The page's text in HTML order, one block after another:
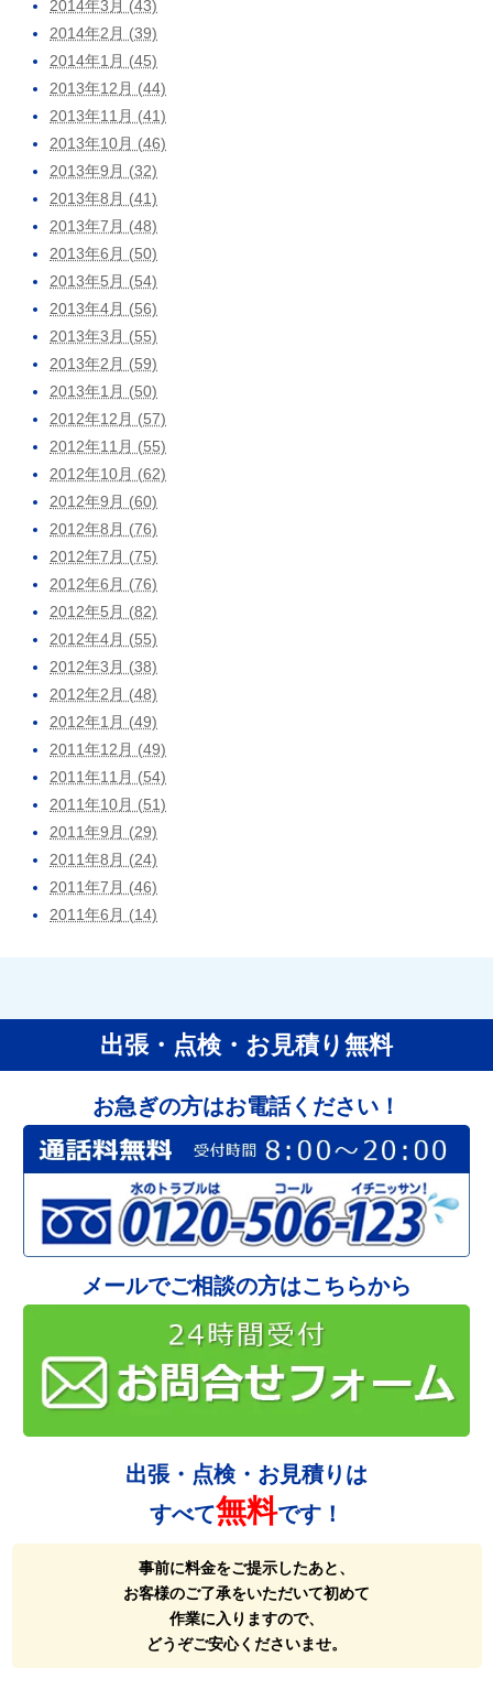
2014年3月 (43)
2014年2月 (39)
2014年1月 (45)
2013年12月 (44)
2013年11月 (41)
2013年10月 (46)
2013年9月 (32)
2013年8月 (41)
2013年7月 (48)
2013年6月 (50)
2013年5月 (54)
2013年4月 (56)
2013年3月 (55)
2013年2月 (59)
2013年1月 (50)
2012年12月 (57)
2012年11月 (55)
2012年10月 (62)
2012年9月 (60)
2012年8月 (76)
2012年7月 (75)
2012年6月 (76)
2012年5月 (82)
2012年4月 (55)
2012年3月 (38)
2012年2月 (48)
2012年1月 (49)
2011年12月 (49)
2011年11月 (54)
2011年10月 (51)
2011年9月 (29)
2011年8月 (24)
2011年7月 (46)
2011年6月 (14)
出張・点検・お見積り無料
お急ぎの方はお電話ください！
メールでご相談の方はこちらから
出張・点検・お見積りは
すべて無料です！
事前に料金をご提示したあと、
お客様のご了承をいただいて初めて
作業に入りますので、
どうぞご安心くださいませ。